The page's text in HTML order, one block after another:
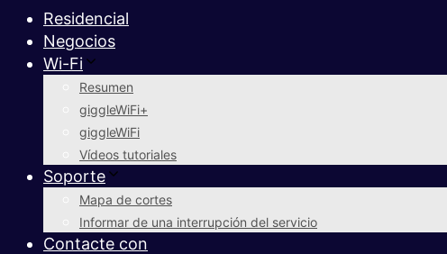
Residencial
Negocios
Wi-Fi
Resumen
giggleWiFi+
giggleWiFi
Vídeos tutoriales
Soporte
Mapa de cortes
Informar de una interrupción del servicio
Contacte con